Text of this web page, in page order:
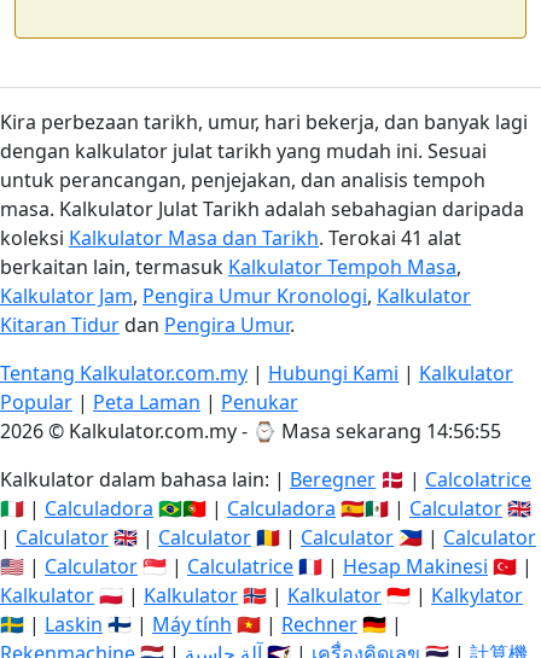
Kira perbezaan tarikh, umur, hari bekerja, dan banyak lagi
dengan kalkulator julat tarikh yang mudah ini. Sesuai
untuk perancangan, penjejakan, dan analisis tempoh
masa. Kalkulator Julat Tarikh adalah sebahagian daripada
koleksi Kalkulator Masa dan Tarikh. Terokai 41 alat
berkaitan lain, termasuk Kalkulator Tempoh Masa,
Kalkulator Jam, Pengira Umur Kronologi, Kalkulator
Kitaran Tidurdan Pengira Umur.
Tentang Kalkulator.com.my | Hubungi Kami | Kalkulator
Popular | Peta Laman | Penukar
2026 © Kalkulator.com.my - ⌚ Masa sekarang 14:56:56
Kalkulator dalam bahasa lain: | Beregner 🇩🇰 | Calcolatrice
🇮🇹 | Calculadora 🇧🇷🇵🇹 | Calculadora 🇪🇸🇲🇽 | Calculator🇬🇧
| Calculator🇬🇧 | Calculator🇷🇴 | Calculator 🇵🇭 | Calculator
🇺🇸 | Calculator🇸🇬 | Calculatrice🇫🇷 | Hesap Makinesi 🇹🇷 |
Kalkulator🇵🇱 | Kalkulator🇳🇴 | Kalkulator🇮🇩 | Kalkylator
🇸🇪 | Laskin 🇫🇮 | Máy tính 🇻🇳 | Rechner🇩🇪 |